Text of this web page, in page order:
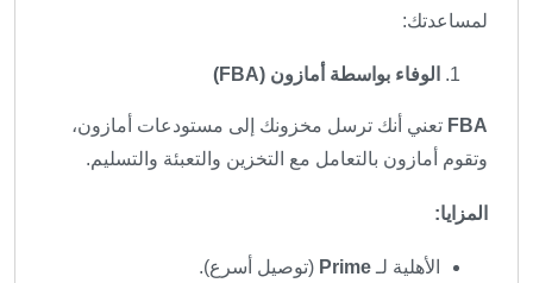
لمساعدتك:
الوفاء بواسطة أمازون (FBA)
FBA تعني أنك ترسل مخزونك إلى مستودعات أمازون،
وتقوم أمازون بالتعامل مع التخزين والتعبئة والتسليم.
المزايا:
الأهلية لـ Prime (توصيل أسرع).